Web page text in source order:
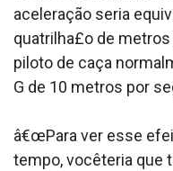
aceleração seria
quatrilha£o de
piloto de caça
G de 10 metros por
â€œPara ver esse
tempo, vocêteria que